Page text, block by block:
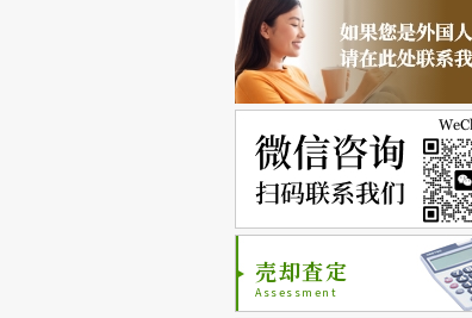
売却査定
Assessment